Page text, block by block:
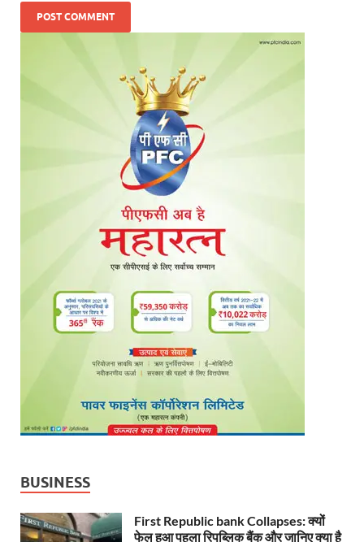
BUSINESS
First Republic bank Collapses: क्यों
फेल हुआ पहला रिपब्लिक बैंक और जानिए क्या है